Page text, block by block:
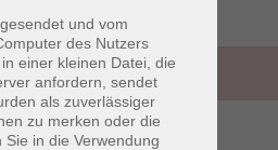
und vom
des Nutzers
einer kleinen Datei, die
anfordern, sendet
als zuverlässiger
zu merken oder die
in die Verwendung